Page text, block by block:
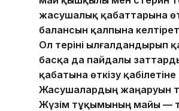
жасушалық қабаттарына
балансын қалпына
Ол теріні ылғалдандырып
басқа да пайдалы заттарды
қабатына өткізу қабілетіне
Жасушалардың жаңаруын
Жүзім тұқымының майы —